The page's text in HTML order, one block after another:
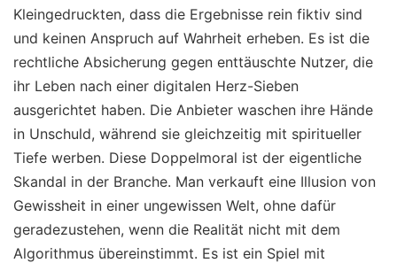
Kleingedruckten, dass die Ergebnisse rein fiktiv sind
und keinen Anspruch auf Wahrheit erheben. Es ist die
rechtliche Absicherung gegen enttäuschte Nutzer, die
ihr Leben nach einer digitalen Herz-Sieben
ausgerichtet haben. Die Anbieter waschen ihre Hände
in Unschuld, während sie gleichzeitig mit spiritueller
Tiefe werben. Diese Doppelmoral ist der eigentliche
Skandal in der Branche. Man verkauft eine Illusion von
Gewissheit in einer ungewissen Welt, ohne dafür
geradezustehen, wenn die Realität nicht mit dem
Algorithmus übereinstimmt. Es ist ein Spiel mit